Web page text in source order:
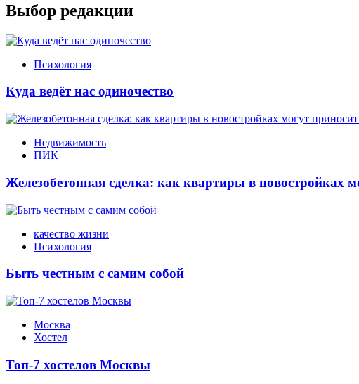
Выбор редакции
Психология
Куда ведёт нас одиночество
Недвижимость
ПИК
Железобетонная сделка: как квартиры в новостройках
качество жизни
Психология
Быть честным с самим собой
Москва
Хостел
Топ-7 хостелов Москвы